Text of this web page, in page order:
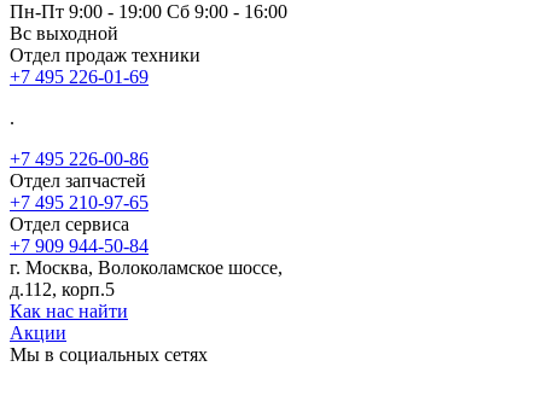
Пн-Пт 9:00 - 19:00 Сб 9:00 - 16:00
Вс выходной
Отдел продаж техники
+7 495 226-01-69
.
+7 495 226-00-86
Отдел запчастей
+7 495 210-97-65
Отдел сервиса
+7 909 944-50-84
г. Москва, Волоколамское шоссе,
д.112, корп.5
Как нас найти
Акции
Мы в социальных сетях